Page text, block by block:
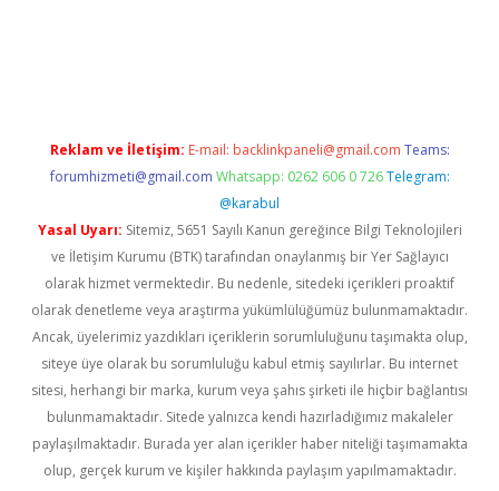
Reklam ve İletişim: E-mail: backlinkpaneli@gmail.com Teams:
forumhizmeti@gmail.com Whatsapp: 0262 606 0 726 Telegram:
@karabul
Yasal Uyarı: Sitemiz, 5651 Sayılı Kanun gereğince Bilgi Teknolojileri
ve İletişim Kurumu (BTK) tarafından onaylanmış bir Yer Sağlayıcı
olarak hizmet vermektedir. Bu nedenle, sitedeki içerikleri proaktif
olarak denetleme veya araştırma yükümlülüğümüz bulunmamaktadır.
Ancak, üyelerimiz yazdıkları içeriklerin sorumluluğunu taşımakta olup,
siteye üye olarak bu sorumluluğu kabul etmiş sayılırlar. Bu internet
sitesi, herhangi bir marka, kurum veya şahıs şirketi ile hiçbir bağlantısı
bulunmamaktadır. Sitede yalnızca kendi hazırladığımız makaleler
paylaşılmaktadır. Burada yer alan içerikler haber niteliği taşımamakta
olup, gerçek kurum ve kişiler hakkında paylaşım yapılmamaktadır.